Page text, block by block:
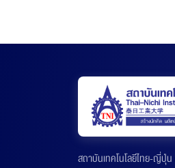
สถาบันเทคโนโลยีไทย-ญี่ปุ่